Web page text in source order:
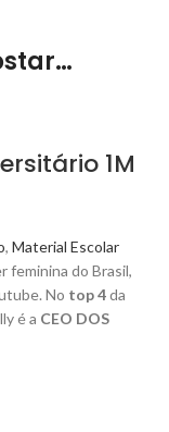
1M
, Material Escolar
feminina do Brasil,
No top 4da
é a CEO DOS